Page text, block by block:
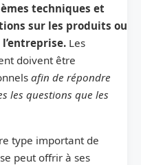
techniques et
sur les produits ou
Les
doivent être
afin de répondre
les questions que les
type important de
peut offrir à ses